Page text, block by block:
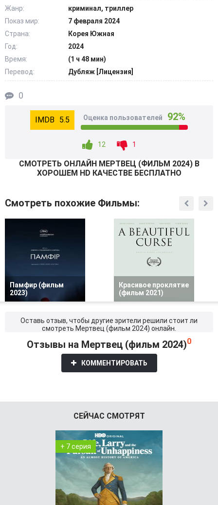
Главного героя фильма арестовали. Он попал в тюрьму,
откуда был вытащен загадочной незнакомкой. Женщина
ведет грязную политическую игру, но у мужчины
появился шанс выпутаться из серьезной передряги, в
которую он попал. @Filmix.fan
Жанр:
криминал, триллер
Показ мир:
7 февраля 2024
Страна:
Корея Южная
Год:
2024
Время:
(1 ч 48 мин)
Перевод:
Дубляж [Лицензия]
0
5.5 Оценка пользователей 92%
12 1
СМОТРEТЬ ОНЛАЙН МЕРТВЕЦ (ФИЛЬМ 2024) В
ХОРОШЕМ HD КАЧЕСТВЕ БЕСПЛАТНО
Смотреть похожие Фильмы:
Памфир (фильм
2023)
Красивое проклятие
(фильм 2021)
Оставь отзыв, чтобы другие зрители решили стоит ли
смотреть Мертвец (фильм 2024) онлайн.
Отзывы на Мертвец (фильм 2024)0
КОММЕНТИРОВАТЬ
СЕЙЧАС СМОТРЯТ
+ 7 серия